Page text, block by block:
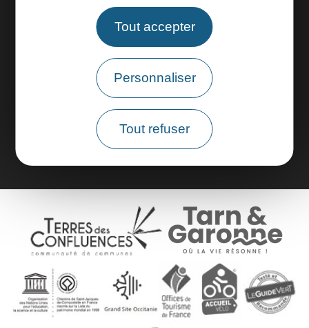
Tout accepter
Personnaliser
Tout refuser
Espace pros
Espace groupes
Brochures